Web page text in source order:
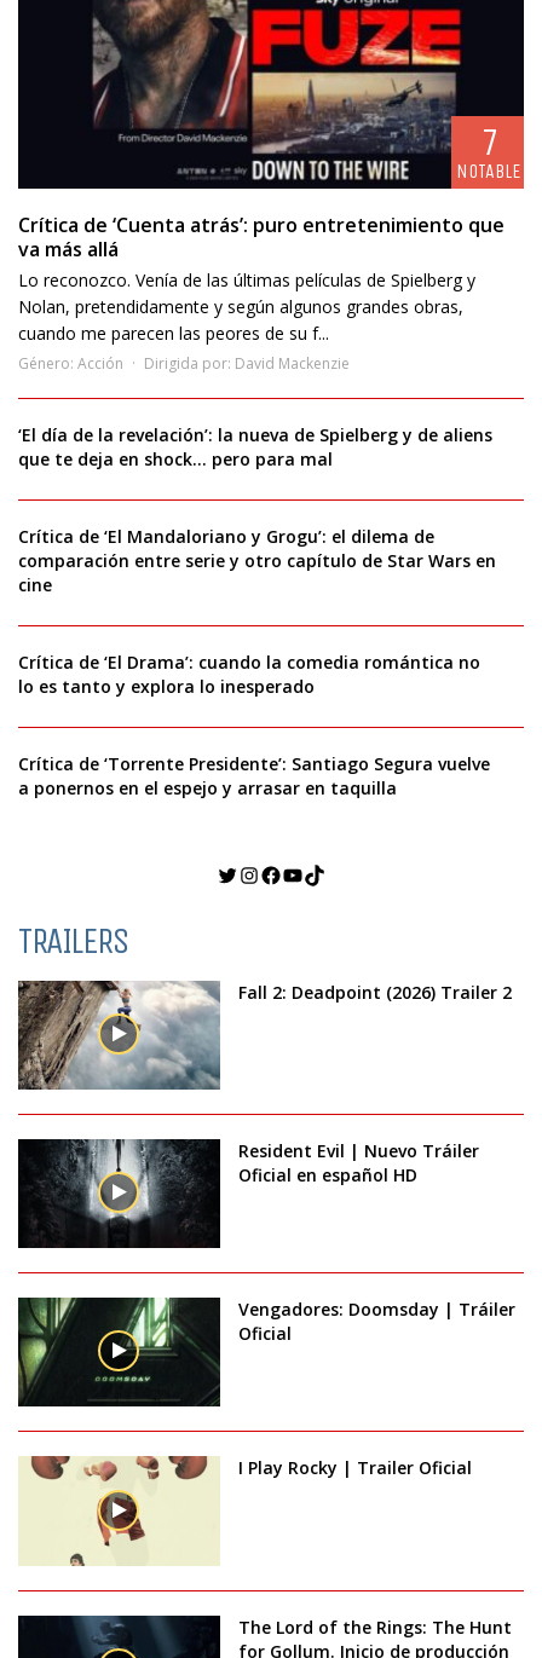
7
NOTABLE
Crítica de ‘Cuenta atrás’: puro entretenimiento que
va más allá
Lo reconozco. Venía de las últimas películas de Spielberg y
Nolan, pretendidamente y según algunos grandes obras,
cuando me parecen las peores de su f...
Género: Acción Dirigida por: David Mackenzie
‘El día de la revelación’: la nueva de Spielberg y de aliens
que te deja en shock… pero para mal
Crítica de ‘El Mandaloriano y Grogu’: el dilema de
comparación entre serie y otro capítulo de Star Wars en
cine
Crítica de ‘El Drama’: cuando la comedia romántica no
lo es tanto y explora lo inesperado
Crítica de ‘Torrente Presidente’: Santiago Segura vuelve
a ponernos en el espejo y arrasar en taquilla
Twitter
Instagram
Facebook
YouTube
TikTok
TRAILERS
Fall 2: Deadpoint (2026) Trailer 2
Resident Evil | Nuevo Tráiler
Oficial en español HD
Vengadores: Doomsday | Tráiler
Oficial
I Play Rocky | Trailer Oficial
The Lord of the Rings: The Hunt
for Gollum. Inicio de producción